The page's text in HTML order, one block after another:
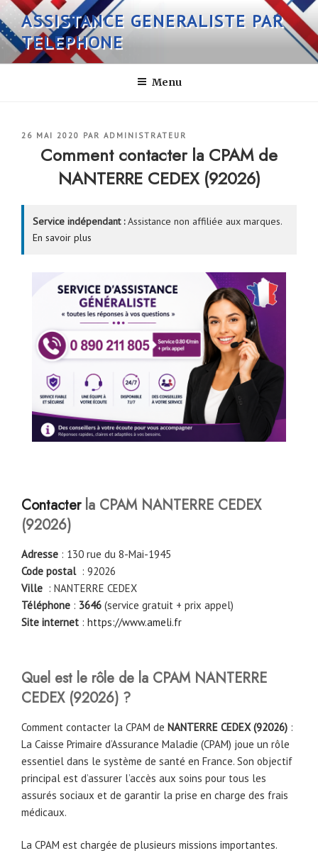
Aller
au
contenu
principal
ASSISTANCE GENERALISTE PAR
TELEPHONE
Menu
PUBLIÉ
26 MAI 2020 PAR ADMINISTRATEUR
Comment contacter la CPAM de
NANTERRE CEDEX (92026)
Service indépendant :Assistance non affiliée aux marques.
En savoir plus
Contacterla CPAM NANTERRE CEDEX
(92026)
Adresse : 130 rue du 8-Mai-1945
Code postal: 92026
Ville : NANTERRE CEDEX
Téléphone : 3646 (service gratuit + prix appel)
Site internet : https://www.ameli.fr
Quel est le rôle de la CPAM NANTERRE
CEDEX (92026) ?
Comment contacter la CPAM de NANTERRE CEDEX (92026) :
La Caisse Primaire d’Assurance Maladie (CPAM) joue un rôle
essentiel dans le système de santé en France. Son objectif
principal est d’assurer l’accès aux soins pour tous les
assurés sociaux et de garantir la prise en charge des frais
médicaux.
La CPAM est chargée de plusieurs missions importantes.